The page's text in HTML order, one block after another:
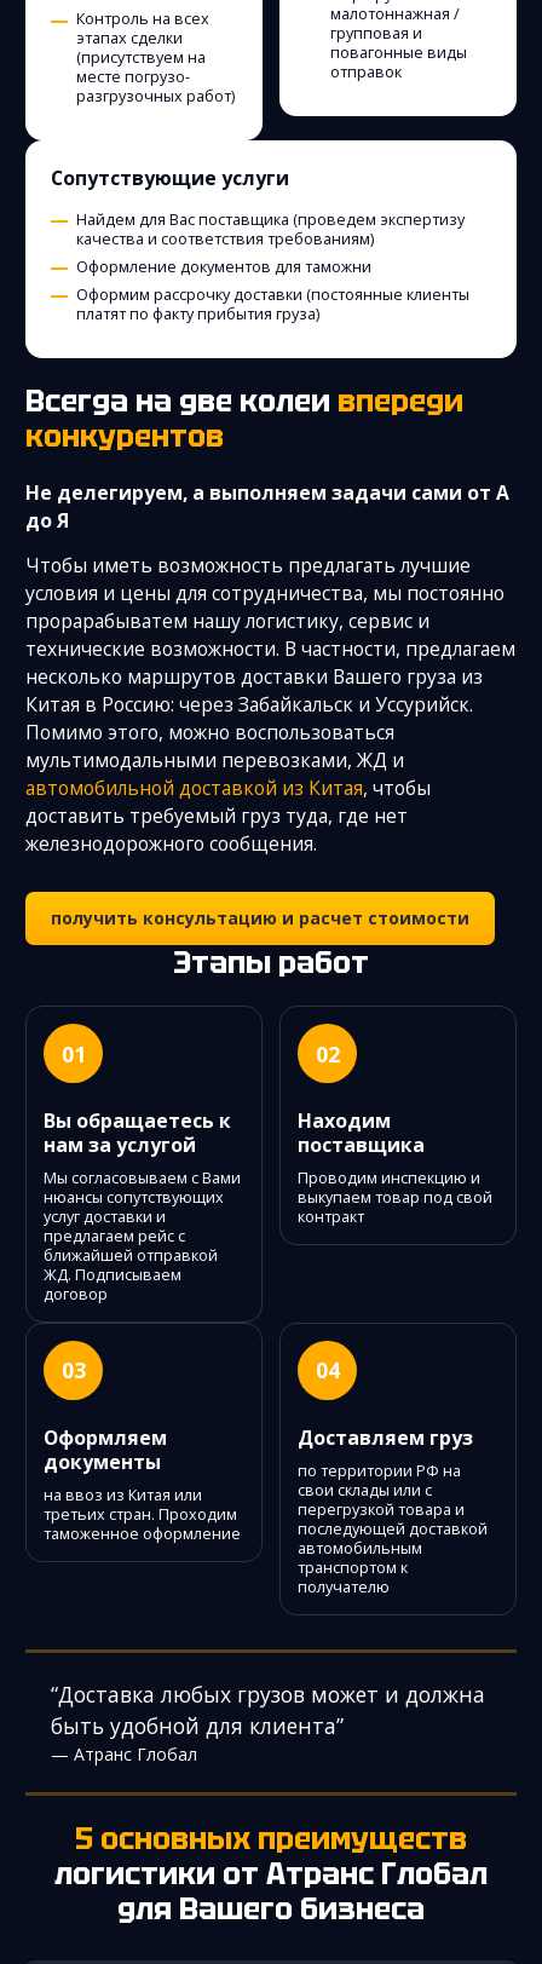
Контроль на всех
этапах сделки
(присутствуем на
месте погрузо-
разгрузочных работ)
малотоннажная /
групповая и
повагонные виды
отправок
Сопутствующие услуги
Найдем для Вас поставщика (проведем экспертизу
качества и соответствия требованиям)
Оформление документов для таможни
Оформим рассрочку доставки (постоянные клиенты
платят по факту прибытия груза)
Всегда на две колеи впереди
конкурентов
Не делегируем, а выполняем задачи сами от А
до Я
Чтобы иметь возможность предлагать лучшие
условия и цены для сотрудничества, мы постоянно
прорарабыватем нашу логистику, сервис и
технические возможности. В частности, предлагаем
несколько маршрутов доставки Вашего груза из
Китая в Россию: через Забайкальск и Уссурийск.
Помимо этого, можно воспользоваться
мультимодальными перевозками, ЖД и
автомобильной доставкой из Китая, чтобы
доставить требуемый груз туда, где нет
железнодорожного сообщения.
получить консультацию и расчет стоимости
Этапы работ
01
Вы обращаетесь к
нам за услугой
Мы согласовываем с Вами
нюансы сопутствующих
услуг доставки и
предлагаем рейс с
ближайшей отправкой
ЖД. Подписываем
договор
02
Находим
поставщика
Проводим инспекцию и
выкупаем товар под свой
контракт
03
Оформляем
документы
на ввоз из Китая или
третьих стран. Проходим
таможенное оформление
04
Доставляем груз
по территории РФ на
свои склады или с
перегрузкой товара и
последующей доставкой
автомобильным
транспортом к
получателю
“Доставка любых грузов может и должна
быть удобной для клиента”
— Атранс Глобал
5 основных преимуществ
логистики от Атранс Глобал
для Вашего бизнеса